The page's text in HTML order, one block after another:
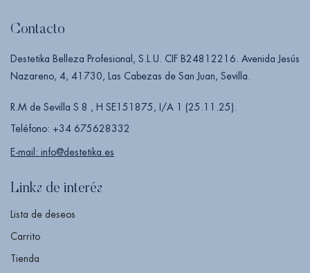
Contacto
Destetika Belleza Profesional, S.L.U. CIF B24812216. Avenida Jesús
Nazareno, 4, 41730, Las Cabezas de San Juan, Sevilla.
R.M de Sevilla S 8 , H SE151875, I/A 1 (25.11.25).
Teléfono: +34 675628332
E-mail: info@destetika.es
Links de interés
Lista de deseos
Carrito
Tienda